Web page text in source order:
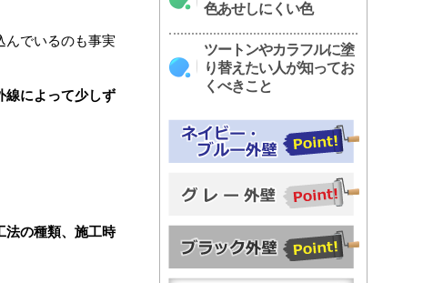
んでいるのも事実
線によって少しず
法の種類、施工時
色あせしにくい色
ツートンやカラフルに塗
り替えたい人が知ってお
くべきこと